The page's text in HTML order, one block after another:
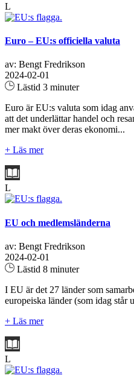
L
Euro – EU:s officiella valuta
av: Bengt Fredrikson
2024-02-01
Lästid 3 minuter
Euro är EU:s valuta som idag
att det underlättar handel och
mer makt över deras ekonomi...
+ Läs mer
L
EU och medlemsländerna
av: Bengt Fredrikson
2024-02-01
Lästid 8 minuter
I EU är det 27 länder som
europeiska länder (som idag står
+ Läs mer
L